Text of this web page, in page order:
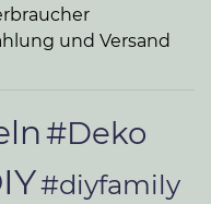
und Versand
#Deko
#diyfamily